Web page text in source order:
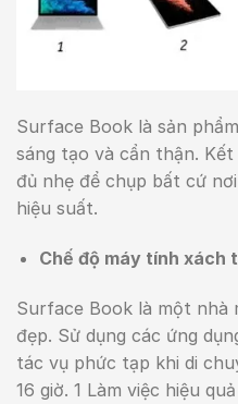
Surface Book là sản
sáng tạo và cẩn thận.
đủ nhẹ để chụp bất cứ
hiệu suất.
Chế độ máy tính xách
Surface Book là một nhà
đẹp. Sử dụng các ứng
tác vụ phức tạp khi di
16 giờ. 1 Làm việc hiệu